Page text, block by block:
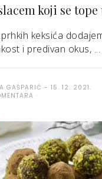
koji se
keksića
i predivan okus, ...
GAŠPARIĆ
15. 12. 2021.